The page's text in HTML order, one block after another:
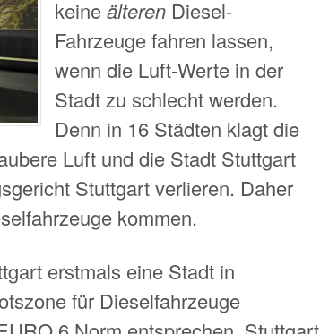
keineälteren Diesel-
Fahrzeuge fahren lassen,
wenn die Luft-Werte in der
Stadt zu schlecht werden.
Denn in 16 Städten klagt die
Luft und die Stadt Stuttgart
Stuttgart verlieren. Daher
kommen.
erstmals eine Stadt in
für Dieselfahrzeuge